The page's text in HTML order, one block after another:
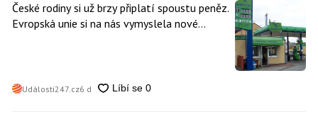
České rodiny si už brzy připlatí spoustu peněz.
Evropská unie si na nás vymyslela nové
Události247.cz6 d